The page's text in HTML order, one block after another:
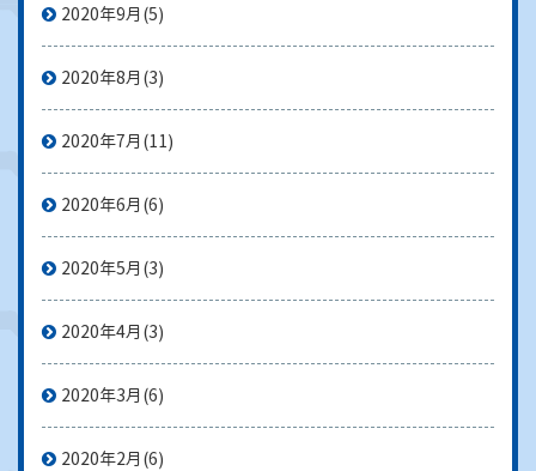
2020年9月 (5)
2020年8月 (3)
2020年7月 (11)
2020年6月 (6)
2020年5月 (3)
2020年4月 (3)
2020年3月 (6)
2020年2月 (6)